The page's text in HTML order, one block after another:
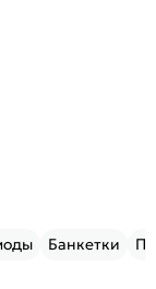
Банкетки